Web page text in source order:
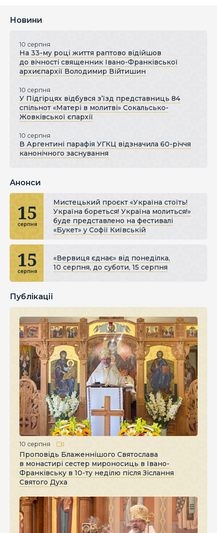
Новини
10 серпня
На 33-му році життя раптово відійшов
до вічності священник Івано-Франківської
архиєпархії Володимир Війтишин
10 серпня
У Підгірцях відбувся з’їзд представниць 84
спільнот «Матері в молитві» Сокальсько-
Жовківської єпархії
10 серпня
В Аргентині парафія УГКЦ відзначила 60-річчя
канонічного заснування
Анонси
15
серпня
Мистецький проєкт «Україна стоїть!
Україна бореться! Україна молиться!»
буде представлено на фестивалі
«Букет» у Софії Київській
15
серпня
«Вервиця єднає» від понеділка,
10 серпня, до суботи, 15 серпня
Публікації
10 серпня
Проповідь Блаженнішого Святослава
в монастирі сестер мироносиць в Івано-
Франківську в 10-ту неділю після Зіслання
Святого Духа